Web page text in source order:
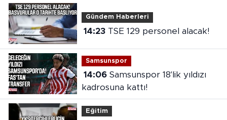
Gündem Haberleri
14:23 TSE 129 personel alacak!
Samsunspor
14:06Samsunspor 18'lik yıldızı
kadrosuna kattı!
Eğitim